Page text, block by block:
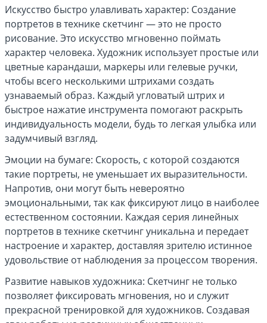
Искусство быстро улавливать характер: Создание
портретов в технике скетчинг — это не просто
рисование. Это искусство мгновенно поймать
характер человека. Художник использует простые или
цветные карандаши, маркеры или гелевые ручки,
чтобы всего несколькими штрихами создать
узнаваемый образ. Каждый угловатый штрих и
быстрое нажатие инструмента помогают раскрыть
индивидуальность модели, будь то легкая улыбка или
задумчивый взгляд.
Эмоции на бумаге: Скорость, с которой создаются
такие портреты, не уменьшает их выразительности.
Напротив, они могут быть невероятно
эмоциональными, так как фиксируют лицо в наиболее
естественном состоянии. Каждая серия линейных
портретов в технике скетчинг уникальна и передает
настроение и характер, доставляя зрителю истинное
удовольствие от наблюдения за процессом творения.
Развитие навыков художника: Скетчинг не только
позволяет фиксировать мгновения, но и служит
прекрасной тренировкой для художников. Создавая